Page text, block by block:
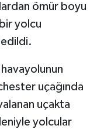
ömür boyu
yolcu
uçağında
uçakta
yolcular